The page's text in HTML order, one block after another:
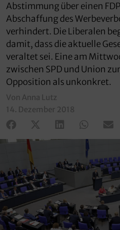
Abstimmung über einen
Abschaffung des
verhindert. Die Liberalen
damit, dass die aktuelle
veraltet sei. Eine am
zwischen SPD und Union
Opposition als unkonkret.
Von Anna Lutz
14. Dezember 2018